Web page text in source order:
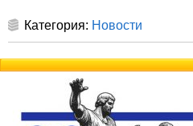
Категория: Новости